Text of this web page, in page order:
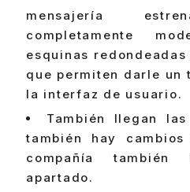
mensajería
completamente
esquinas
que permiten darle un
la interfaz de usuario.
También llegan
también hay
compañía
apartado.